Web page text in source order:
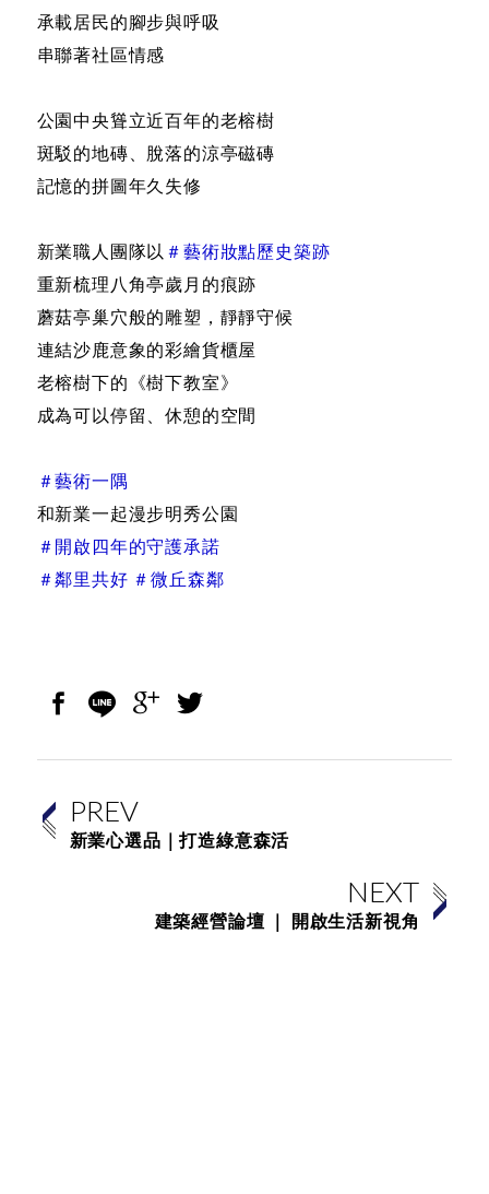
承載居民的腳步與呼吸
串聯著社區情感
公園中央聳立近百年的老榕樹
斑駁的地磚、脫落的涼亭磁磚
記憶的拼圖年久失修
新業職人團隊以 ＃藝術妝點歷史築跡
重新梳理八角亭歲月的痕跡
蘑菇亭巢穴般的雕塑，靜靜守候
連結沙鹿意象的彩繪貨櫃屋
老榕樹下的《樹下教室》
成為可以停留、休憩的空間
＃藝術一隅
和新業一起漫步明秀公園
＃開啟四年的守護承諾
＃鄰里共好 ＃微丘森鄰
PREV
新業心選品｜打造綠意森活
NEXT
建築經營論壇 ｜ 開啟生活新視角